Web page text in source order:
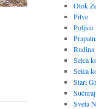
Otok
Pitve
Poljica
Rudina
Selca
Selca
Stari
Sućuraj
Sveta